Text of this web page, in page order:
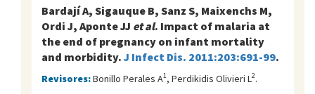
Bardají A, Sigauque B, Sanz S, Maixenchs M,
Ordi J, Aponte JJ et al. Impact of malaria at
the end of pregnancy on infant mortality
and morbidity. J Infect Dis. 2011:203:691-99.
Revisores:Bonillo Perales A1, Perdikidis Olivieri L 2.